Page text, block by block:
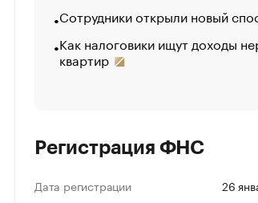
Сотрудники открыли новый
Как налоговики ищут доходы
квартир
Регистрация ФНС
Дата регистрации
26